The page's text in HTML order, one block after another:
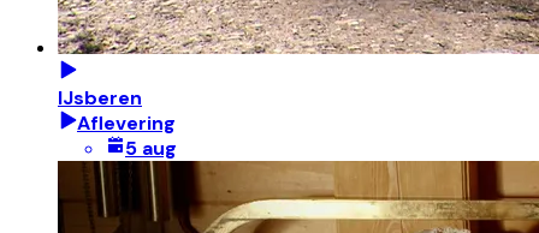
IJsberen
Aflevering
5 aug